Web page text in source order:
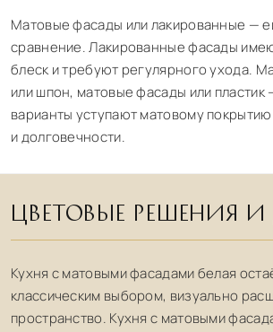
Матовые фасады или лакированные —
сравнение. Лакированные фасады
блеск и требуют регулярного ухода.
или шпон, матовые фасады или пластик
варианты уступают матовому
и долговечности.
ЦВЕТОВЫЕ РЕШЕНИЯ
Кухня с матовыми фасадами белая
классическим выбором, визуально
пространство. Кухня с матовыми